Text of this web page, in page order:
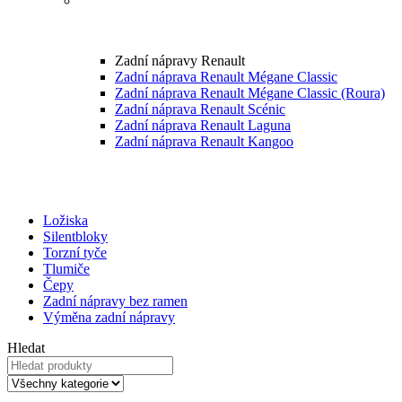
Zadní nápravy Renault
Zadní náprava Renault Mégane Classic
Zadní náprava Renault Mégane Classic (Roura)
Zadní náprava Renault Scénic
Zadní náprava Renault Laguna
Zadní náprava Renault Kangoo
Ložiska
Silentbloky
Torzní tyče
Tlumiče
Čepy
Zadní nápravy bez ramen
Výměna zadní nápravy
Hledat